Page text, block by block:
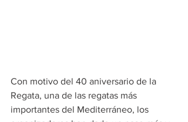
Con motivo del 40 aniversario de la
Regata, una de las regatas más
importantes del Mediterráneo, los